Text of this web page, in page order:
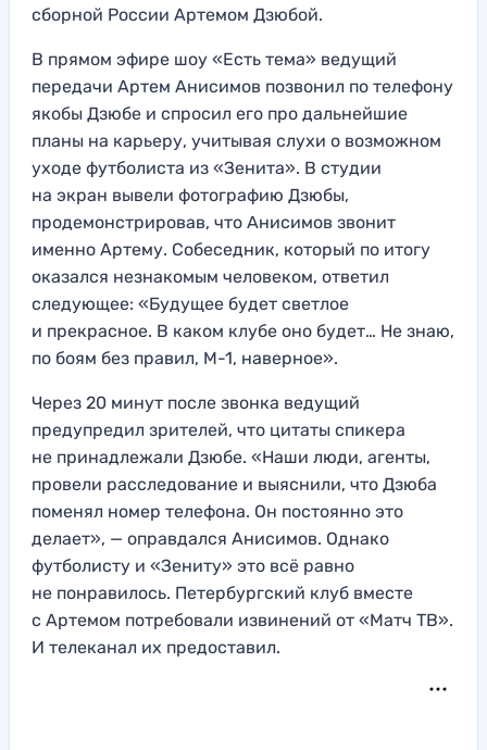
сборной России Артемом Дзюбой.
В прямом эфире шоу «Есть тема» ведущий
передачи Артем Анисимов позвонил по телефону
якобы Дзюбе и спросил его про дальнейшие
планы на карьеру, учитывая слухи о возможном
уходе футболиста из «Зенита». В студии
на экран вывели фотографию Дзюбы,
продемонстрировав, что Анисимов звонит
именно Артему. Собеседник, который по итогу
оказался незнакомым человеком, ответил
следующее: «Будущее будет светлое
и прекрасное. В каком клубе оно будет… Не знаю,
по боям без правил, М-1, наверное».
Через 20 минут после звонка ведущий
предупредил зрителей, что цитаты спикера
не принадлежали Дзюбе. «Наши люди, агенты,
провели расследование и выяснили, что Дзюба
поменял номер телефона. Он постоянно это
делает», — оправдался Анисимов. Однако
футболисту и «Зениту» это всё равно
не понравилось. Петербургский клуб вместе
с Артемом потребовали извинений от «Матч ТВ».
И телеканал их предоставил.